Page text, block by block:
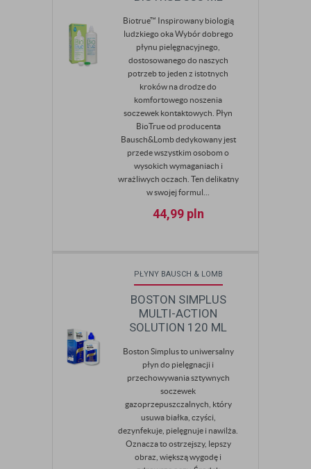
Biotrue™ Inspirowany biologią
ludzkiego oka Wybór dobrego
płynu pielęgnacyjnego,
dostosowanego do naszych
potrzeb to jeden z istotnych
kroków na drodze do
komfortowego noszenia
soczewek kontaktowych. Płyn
BioTrue od producenta
Bausch&Lomb dedykowany jest
przede wszystkim osobom o
wysokich wymaganiach i
wrażliwych oczach. Ten delikatny
w swojej formul...
44,99 pln
PŁYNY BAUSCH & LOMB
BOSTON SIMPLUS
MULTI-ACTION
SOLUTION 120 ML
Boston Simplus to uniwersalny
płyn do pielęgnacji i
przechowywania sztywnych
soczewek
gazoprzepuszczalnych, który
usuwa białka, czyści,
dezynfekuje, pielęgnuje i nawilża.
Oznacza to ostrzejszy, lepszy
obraz, większą wygodę i